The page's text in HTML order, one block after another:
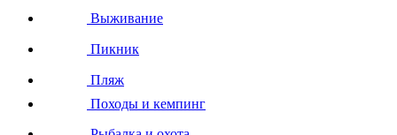
Выживание
Пикник
Пляж
Походы и кемпинг